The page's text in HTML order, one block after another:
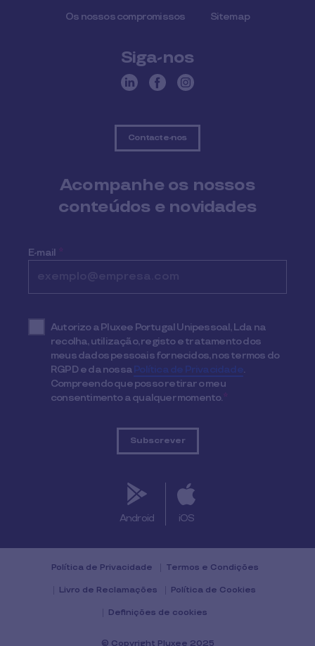
Os nossos compromissos Sitemap
Siga-nos
Contacte-nos
Acompanhe os nossos
conteúdos e novidades
E-mail *
Autorizo a Pluxee Portugal Unipessoal, Lda na
recolha, utilização, registo e tratamento dos
meus dados pessoais fornecidos, nos termos do
RGPD e da nossaPolítica de Privacidade.
Compreendo que posso retirar o meu
consentimento a qualquer momento.*
Android iOS
Política de Privacidade Termos e Condições
Livro de Reclamações Política de Cookies
Definições de cookies
© Copyright Pluxee 2025